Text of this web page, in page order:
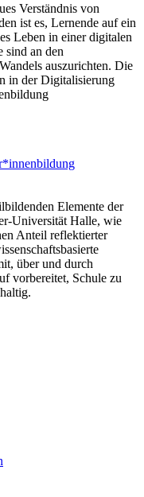
Verständnis von
ist es, Lernende auf ein
Leben in einer digitalen
sind an den
auszurichten. Die
in der Digitalisierung
Elemente der
Universität Halle, wie
Anteil reflektierter
über und durch
vorbereitet, Schule zu